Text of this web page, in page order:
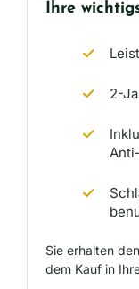
Ihre
2-
Sie erhalten
dem Kauf in